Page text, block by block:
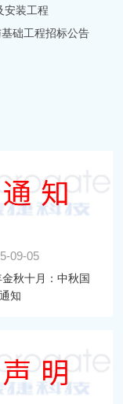
安装工程
础工程招标公告
09-05
秋十月：中秋国
知